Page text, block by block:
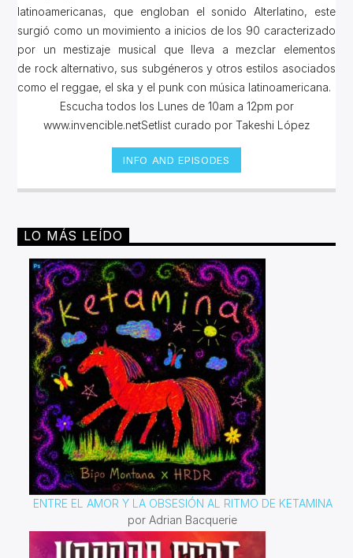
latinoamericanas, que engloban el sonido Alterlatino, este
surgió como un movimiento a inicios de los 90 caracterizado
por un mestizaje musical que lleva a mezclar elementos
de rock alternativo, sus subgéneros y otros estilos asociados
como el reggae, el ska y el punk con música latinoamericana.
Escucha todos los Lunes de 10am a 12pm por
www.invencible.netSetlist curado por Takeshi López
INFO AND EPISODES
LO MÁS LEÍDO
ENTRE EL AMOR Y LA OBSESIÓN AL RITMO DE KETAMINA
por Adrian Bacquerie